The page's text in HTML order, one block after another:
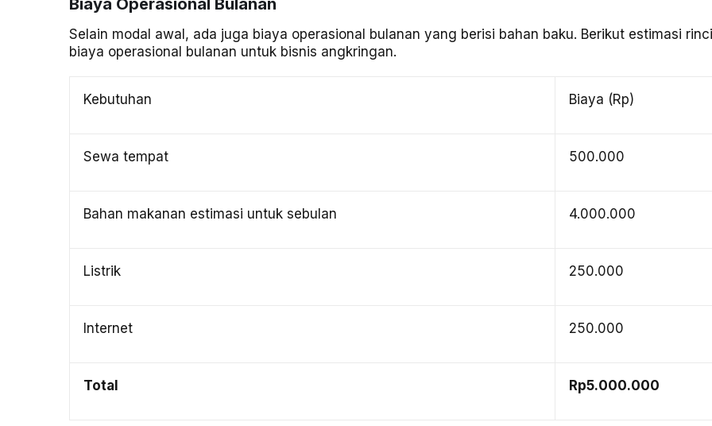
Selain modal awal, ada juga biaya operasional bulanan yang berisi bahan baku. Berikut estimasi
biaya operasional bulanan untuk bisnis angkringan.
Kebutuhan Biaya (Rp)
Sewa tempat 500.000
Bahan makanan estimasi untuk sebulan 4.000.000
Listrik 250.000
Internet 250.000
Total Rp5.000.000